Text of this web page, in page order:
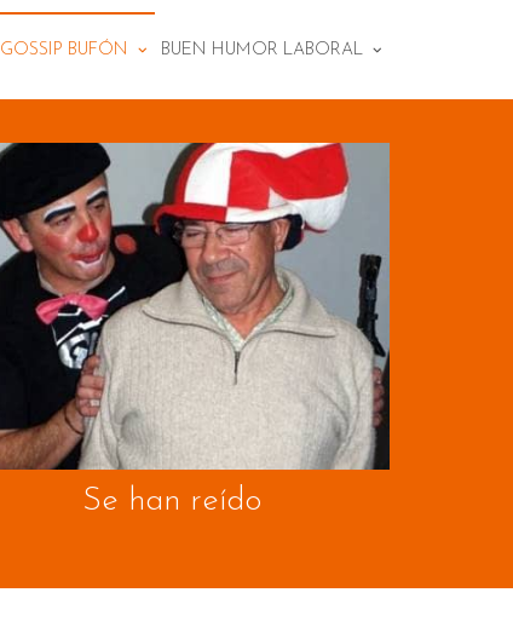
GOSSIP BUFÓN BUEN HUMOR LABORAL
Se han reído